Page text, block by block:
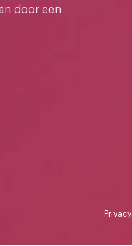
door een
Privacy